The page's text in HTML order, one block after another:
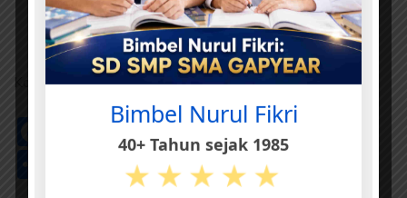
Konten:dream.co.id
Facebook
Threads
Pinterest
X Telegram
WhatsApp
LinkedIn
Bimbel Nurul Fikri
40+ Tahun sejak 1985
★★★★★